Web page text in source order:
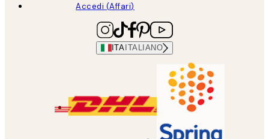
Accedi (Affari)
ITA ITALIANO